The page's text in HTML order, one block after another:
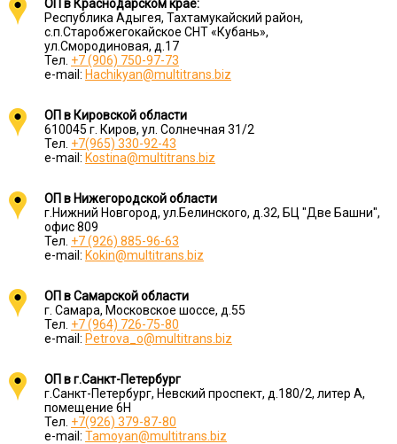
ОП в Краснодарском крае:
Республика Адыгея, Тахтамукайский район,
с.п.Старобжегокайское СНТ «Кубань»,
ул.Смородиновая, д.17
Тел. +7 (906) 750-97-73
e-mail: Hachikyan@multitrans.biz
ОП в Кировской области
610045 г. Киров, ул. Солнечная 31/2
Тел. +7(965) 330-92-43
e-mail: Kostina@multitrans.biz
ОП в Нижегородской области
г.Нижний Новгород, ул.Белинского, д.32, БЦ "Две Башни",
офис 809
Тел. +7 (926) 885-96-63
e-mail: Kokin@multitrans.biz
ОП в Самарской области
г. Самара, Московское шоссе, д.55
Тел. +7 (964) 726-75-80
e-mail: Petrova_o@multitrans.biz
ОП в г.Санкт-Петербург
г.Санкт-Петербург, Невский проспект, д.180/2, литер А,
помещение 6Н
Тел. +7(926) 379-87-80
e-mail: Tamoyan@multitrans.biz